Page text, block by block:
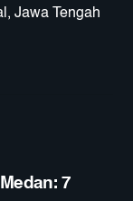
Jawa Tengah
7